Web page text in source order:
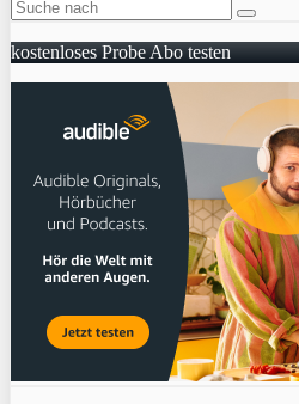
kostenloses Probe Abo testen